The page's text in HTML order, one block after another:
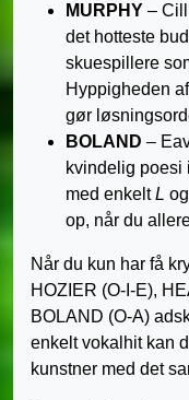
MURPHY –
det hotteste
skuespillere
Hyppigheden
gør
BOLAND –
kvindelig poesi
med enkeltL
op, når du
Når du kun har få
HOZIER (O-I-E),
BOLAND (O-A)
enkelt vokalhit kan
kunstner med det